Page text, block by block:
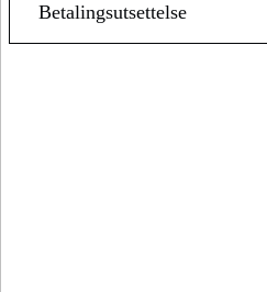
Betalingsutsettelse